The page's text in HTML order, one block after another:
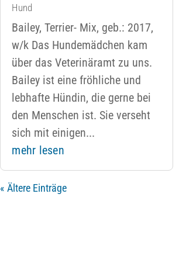
Hund
Bailey, Terrier- Mix, geb.: 2017,
w/k Das Hundemädchen kam
über das Veterinäramt zu uns.
Bailey ist eine fröhliche und
lebhafte Hündin, die gerne bei
den Menschen ist. Sie verseht
sich mit einigen...
mehr lesen
« Ältere Einträge